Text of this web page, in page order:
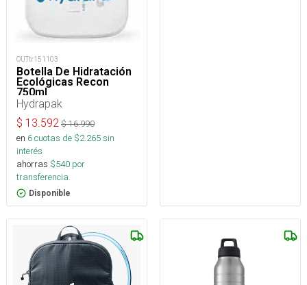
OUTtr151103
Botella De Hidratación
Ecológicas Recon
750ml
Hydrapak
$ 13.592 $16.990
en 6cuotas de $2.265sin
interés
ahorras $540 por
transferencia.
Disponible